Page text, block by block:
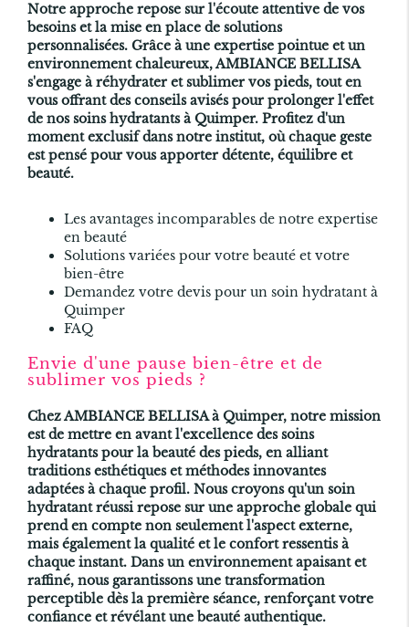
Notre approche repose sur l'écoute attentive de vos
besoins et la mise en place de solutions
personnalisées. Grâce à une expertise pointue et un
environnement chaleureux, AMBIANCE BELLISA
s'engage à réhydrater et sublimer vos pieds, tout en
vous offrant des conseils avisés pour prolonger l'effet
de nos soins hydratants à Quimper. Profitez d'un
moment exclusif dans notre institut, où chaque geste
est pensé pour vous apporter détente, équilibre et
beauté.
Les avantages incomparables de notre expertise
en beauté
Solutions variées pour votre beauté et votre
bien-être
Demandez votre devis pour un soin hydratant à
Quimper
FAQ
Envie d'une pause bien-être et de
sublimer vos pieds ?
Chez AMBIANCE BELLISA à Quimper, notre mission
est de mettre en avant l'excellence des soins
hydratants pour la beauté des pieds, en alliant
traditions esthétiques et méthodes innovantes
adaptées à chaque profil. Nous croyons qu'un soin
hydratant réussi repose sur une approche globale qui
prend en compte non seulement l'aspect externe,
mais également la qualité et le confort ressentis à
chaque instant. Dans un environnement apaisant et
raffiné, nous garantissons une transformation
perceptible dès la première séance, renforçant votre
confiance et révélant une beauté authentique.